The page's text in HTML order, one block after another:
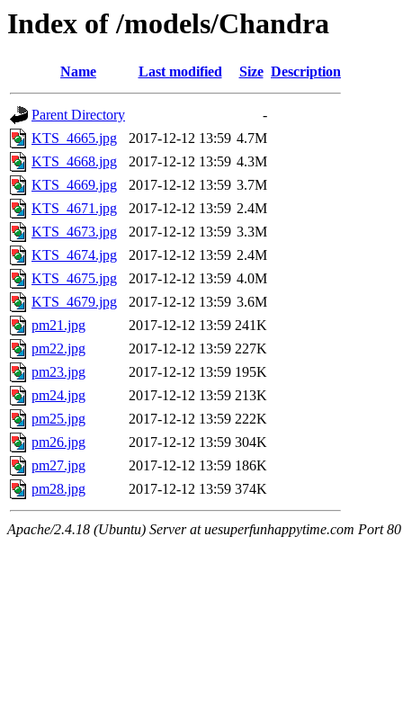
Index of /models/Chandra
Name Last modified Size Description
Parent Directory
-
KTS_4665.jpg
2017-12-12 13:59 4.7M
KTS_4668.jpg
2017-12-12 13:59 4.3M
KTS_4669.jpg
2017-12-12 13:59 3.7M
KTS_4671.jpg
2017-12-12 13:59 2.4M
KTS_4673.jpg
2017-12-12 13:59 3.3M
KTS_4674.jpg
2017-12-12 13:59 2.4M
KTS_4675.jpg
2017-12-12 13:59 4.0M
KTS_4679.jpg
2017-12-12 13:59 3.6M
pm21.jpg
2017-12-12 13:59 241K
pm22.jpg
2017-12-12 13:59 227K
pm23.jpg
2017-12-12 13:59 195K
pm24.jpg
2017-12-12 13:59 213K
pm25.jpg
2017-12-12 13:59 222K
pm26.jpg
2017-12-12 13:59 304K
pm27.jpg
2017-12-12 13:59 186K
pm28.jpg
2017-12-12 13:59 374K
Apache/2.4.18 (Ubuntu) Server at uesuperfunhappytime.com Port 80